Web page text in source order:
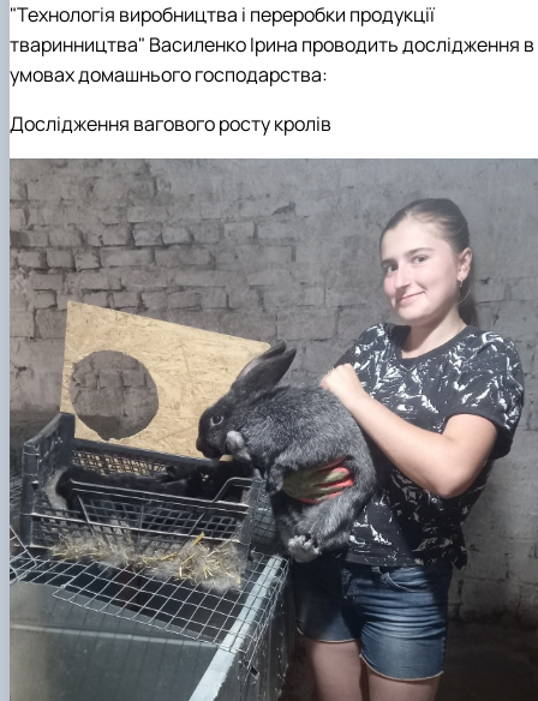
"Технологія виробництва і переробки продукції
тваринництва" Василенко Ірина проводить дослідження в
умовах домашнього господарства:
Дослідження вагового росту кролів